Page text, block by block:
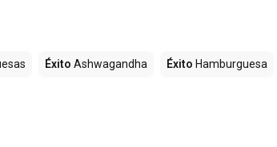
Éxito Ashwagandha Éxito Hamburguesa